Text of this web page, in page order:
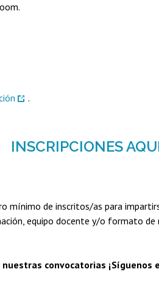
.
INSCRIPCIONES
mínimo de inscritos/as para
equipo docente y/o formato de
convocatorias ¡Síguenos